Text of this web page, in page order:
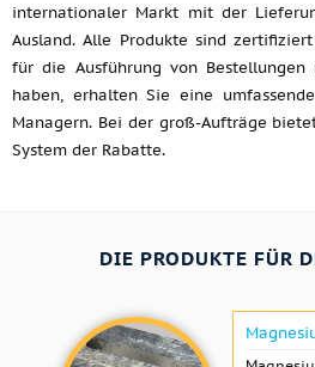
internationaler Markt mit der
Ausland. Alle Produkte sind
für die Ausführung von Bestellungen
haben, erhalten Sie eine
Managern. Bei der groß-Aufträge
System der Rabatte.
DIE PRODUKTE FÜR